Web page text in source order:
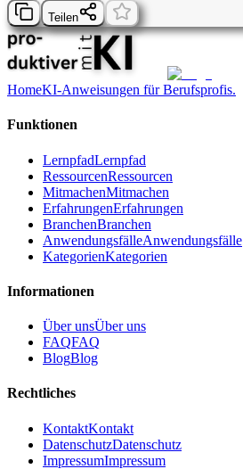
Teilen
HomeKI-Anweisungen für Berufsprofis.
Funktionen
LernpfadLernpfad
RessourcenRessourcen
MitmachenMitmachen
ErfahrungenErfahrungen
BranchenBranchen
AnwendungsfälleAnwendungsfälle
KategorienKategorien
Informationen
Über unsÜber uns
FAQFAQ
BlogBlog
Rechtliches
KontaktKontakt
DatenschutzDatenschutz
ImpressumImpressum